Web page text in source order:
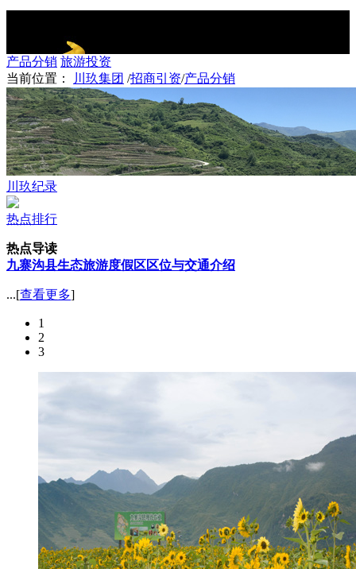
产品分销 旅游投资
当前位置：
川玖集团 /招商引资/产品分销
川玖纪录
热点排行
热点导读
九寨沟县生态旅游度假区区位与交通介绍
...[查看更多]
1
2
3